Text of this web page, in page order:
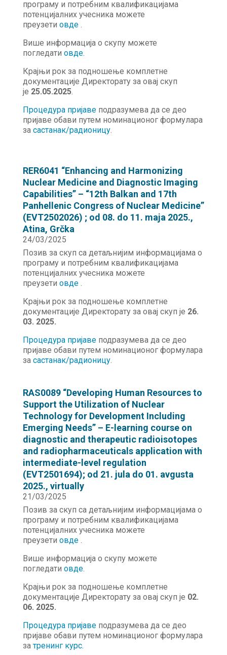
програму и потребним квалификацијама
потенцијалних учесника можете
преузети овде .
Више информација о скупу можете
погледати овде.
Крајњи рок за подношење комплетне
документације Директорату за овај скуп
је 25.05.2025.
Процедура пријавеподразумева да се део
пријаве обави путем номинационог формулара
за састанак/радионицу.
RER6041 “Enhancing and Harmonizing
Nuclear Medicine and Diagnostic Imaging
Capabilities” – “12th Balkan and 17th
Panhellenic Congress of Nuclear Medicine”
(EVT2502026) ; od 08. do 11. maja 2025.,
Atina, Grčka
24/03/2025
Позив за скуп са детаљнијим информацијама о
програму и потребним квалификацијама
потенцијалних учесника можете
преузети овде .
Крајњи рок за подношење комплетне
документације Директорату за овај скуп је 26.
03. 2025.
Процедура пријавеподразумева да се део
пријаве обави путем номинационог формулара
за састанак/радионицу.
RAS0089 “Developing Human Resources to
Support the Utilization of Nuclear
Technology for Development Including
Emerging Needs” – E-learning course on
diagnostic and therapeutic radioisotopes
and radiopharmaceuticals application with
intermediate-level regulation
(EVT2501694); od 21. jula do 01. avgusta
2025., virtually
21/03/2025
Позив за скуп са детаљнијим информацијама о
програму и потребним квалификацијама
потенцијалних учесника можете
преузети овде .
Више информација о скупу можете
погледати овде.
Крајњи рок за подношење комплетне
документације Директорату за овај скуп је 02.
06. 2025.
Процедура пријавеподразумева да се део
пријаве обави путем номинационог формулара
затренинг курс.